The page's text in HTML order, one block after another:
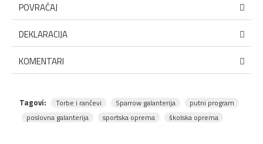
POVRAĆAJ
DEKLARACIJA
KOMENTARI
Tagovi: Torbe i rančevi Sparrow galanterija
putni program
poslovna galanterija
sportska oprema školska oprema